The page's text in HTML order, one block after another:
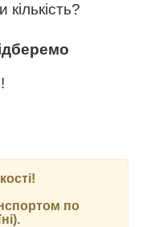
!
по